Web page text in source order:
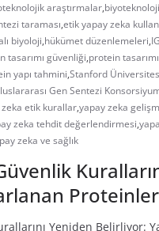
araştırmalar,
taraması,etik yapay zeka
biyoloji,hükümet düzenlemeleri,
tasarımı güvenliği,protein
yapı tahmini,Stanford
Gen Sentezi
etik kurallar,yapay zeka
zeka tehdit değerlendirmesi,
zeka ve sağlık
Yeniden Belirliyor: